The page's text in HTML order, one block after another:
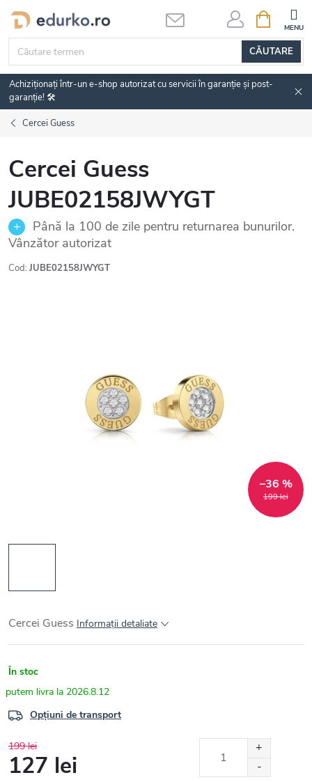
Treci
conținut
CĂUTARE
DE
Achiziționați într-un e-shop autorizat cu servicii în garanție și post-
garanție! 🛠️
Cercei Guess
Cercei Guess
JUBE02158JWYGT
Până la 100 de zile pentru returnarea bunurilor.
Vânzător autorizat
Cod: JUBE02158JWYGT
199 lei
–36 %
Cercei Guess Informaţii detaliate
În stoc
2026.8.12
Opțiuni de transport
199 lei
127 lei